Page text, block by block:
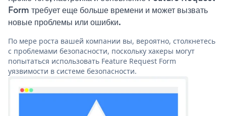
Form требует еще больше времени и может вызвать
новые проблемы или ошибки.
По мере роста вашей компании вы, вероятно, столкнетесь
с проблемами безопасности, поскольку хакеры могут
попытаться использовать Feature Request Form
уязвимости в системе безопасности.